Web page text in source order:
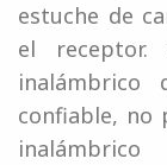
estuche de
el receptor.
confiable, no